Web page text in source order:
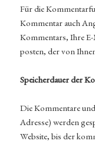
Für die
Kommentar auch
Kommentars, Ihre
posten, der von
Speicherdauer der
Die Kommentare
Adresse) werden
Website, bis der